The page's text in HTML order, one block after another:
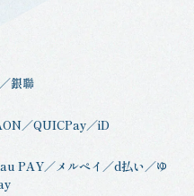
銀聯
／QUICPay／iD
PAY／メルペイ／d払い／ゆ